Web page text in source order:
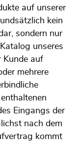
auf unserer
kein
sondern nur
unseres
Kunde auf
mehrere
Eingangs der
nach dem
kommt